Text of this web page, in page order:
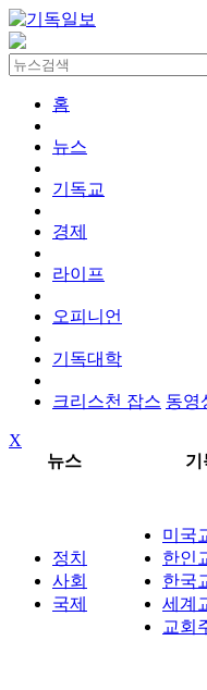
홈
뉴스
기독교
경제
라이프
오피니언
기독대학
크리스천 잡스 동영
X
뉴스
기
정치
사회
국제
미국
한인
한국
세계
교회